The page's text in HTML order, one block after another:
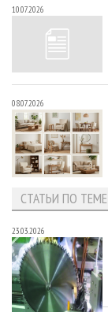
10.07.2026
08.07.2026
СТАТЬИ ПО ТЕМЕ
23.03.2026